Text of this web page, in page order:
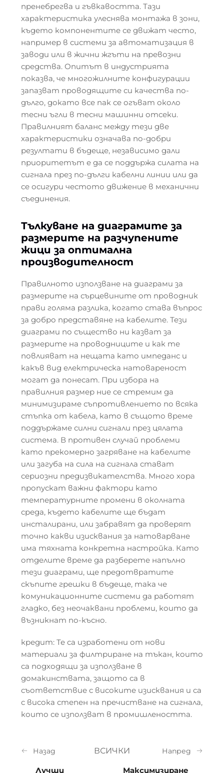
пренебрегва и гъвкавостта. Тази
характеристика улеснява монтажа в зони,
където компонентите се движат често,
например в системи за автоматизация в
заводи или в жични жгъти на превозни
средства. Опитът в индустрията
показва, че многожилните конфигурации
запазват проводящите си качества по-
дълго, докато все пак се огъват около
тесни ъгли в тесни машинни отсеки.
Правилният баланс между тези две
характеристики означава по-добри
резултати в бъдеще, независимо дали
приоритетът е да се поддържа силата на
сигнала през по-дълги кабелни линии или да
се осигури честото движение в механични
съединения.
Тълкуване на диаграмите за
размерите на разчупените
жици за оптимална
производителност
Правилното използване на диаграми за
размерите на сърцевините от проводник
прави голяма разлика, когато става въпрос
за добро представяне на кабелите. Тези
диаграми по същество ни казват за
размерите на проводниците и как те
повлияват на нещата като импеданс и
какъв вид електрическа натовареност
могат да понесат. При избора на
правилния размер ние се стремим да
минимизираме съпротивлението по всяка
стъпка от кабела, като в същото време
поддържаме силни сигнали през цялата
система. В противен случай проблеми
като прекомерно загряване на кабелите
или загуба на сила на сигнала стават
сериозни предизвикателства. Много хора
пропускат важни фактори като
температурните промени в околната
среда, където кабелите ще бъдат
инсталирани, или забравят да проверят
точно какви изисквания за натоварване
има тяхната конкретна настройка. Като
отделите време да разберете напълно
тези диаграми, ще предотвратите
скъпите грешки в бъдеще, така че
комуникационните системи да работят
гладко, без неочаквани проблеми, които да
възникнат по-късно.
кредит: Те са изработени от нови
материали за филтриране на тъкан, които
са подходящи за използване в
домакинствата, защото са в
съответствие с високите изисквания и са
с висока степен на пречистване на сигнала,
които се използват в промишлеността.
Назад
Лучши
ВСИЧКИ Напред
Максимизиране